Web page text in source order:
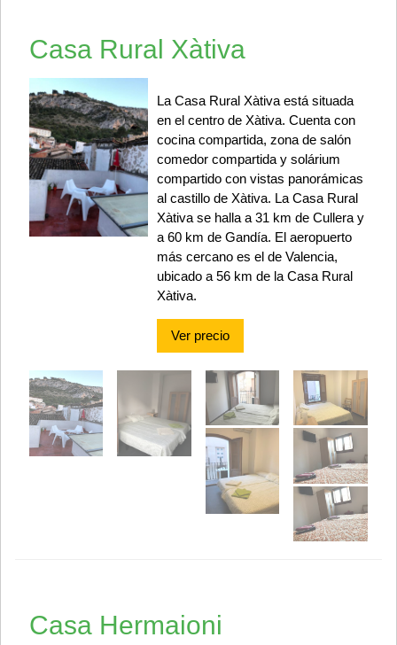
Casa Rural Xàtiva
La Casa Rural Xàtiva está situada
en el centro de Xàtiva. Cuenta con
cocina compartida, zona de salón
comedor compartida y solárium
compartido con vistas panorámicas
al castillo de Xàtiva. La Casa Rural
Xàtiva se halla a 31 km de Cullera y
a 60 km de Gandía. El aeropuerto
más cercano es el de Valencia,
ubicado a 56 km de la Casa Rural
Xàtiva.
Ver precio
Casa Hermaioni